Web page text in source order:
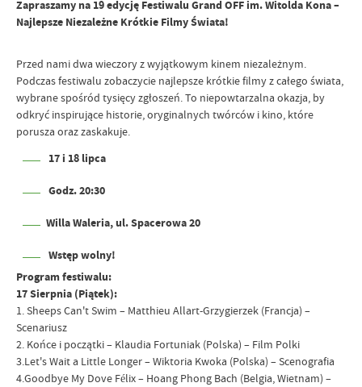
Zapraszamy na 19 edycję Festiwalu Grand OFF im. Witolda Kona –
Najlepsze Niezależne Krótkie Filmy Świata!
Przed nami dwa wieczory z wyjątkowym kinem niezależnym.
Podczas festiwalu zobaczycie najlepsze krótkie filmy z całego świata,
wybrane spośród tysięcy zgłoszeń. To niepowtarzalna okazja, by
odkryć inspirujące historie, oryginalnych twórców i kino, które
porusza oraz zaskakuje.
17 i 18 lipca
Godz. 20:30
Willa Waleria, ul. Spacerowa 20
Wstęp wolny!
Program festiwalu:
17 Sierpnia (Piątek):
1. Sheeps Can't Swim – Matthieu Allart-Grzygierzek (Francja) –
Scenariusz
2. Końce i początki – Klaudia Fortuniak (Polska) – Film Polki
3.Let's Wait a Little Longer – Wiktoria Kwoka (Polska) – Scenografia
4.Goodbye My Dove Félix – Hoang Phong Bach (Belgia, Wietnam) –